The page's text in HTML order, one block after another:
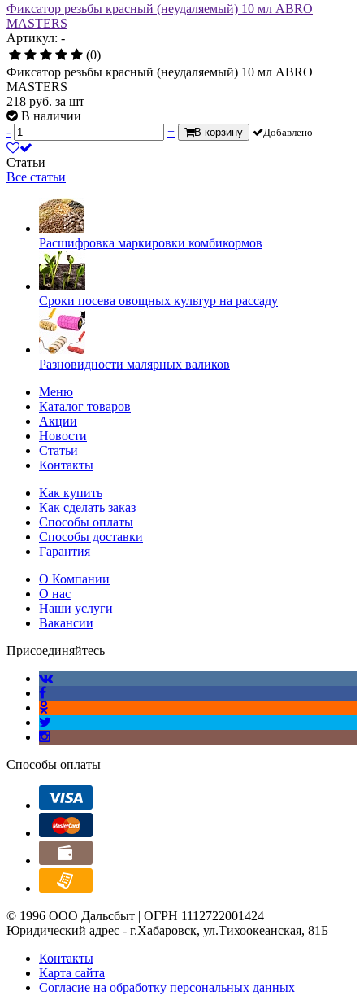
Фиксатор резьбы красный (неудаляемый) 10 мл ABRO
MASTERS
Артикул: -
(0)
Фиксатор резьбы красный (неудаляемый) 10 мл ABRO
MASTERS
218 руб. за шт
В наличии
-
+ В корзину Добавлено
Статьи
Все статьи
Расшифровка маркировки комбикормов
Сроки посева овощных культур на рассаду
Разновидности малярных валиков
Меню
Каталог товаров
Акции
Новости
Статьи
Контакты
Как купить
Как сделать заказ
Способы оплаты
Способы доставки
Гарантия
О Компании
О нас
Наши услуги
Вакансии
Присоединяйтесь
Способы оплаты
© 1996 ООО Дальсбыт | ОГРН 1112722001424
Юридический адрес - г.Хабаровск, ул.Тихоокеанская, 81Б
Контакты
Карта сайта
Согласие на обработку персональных данных